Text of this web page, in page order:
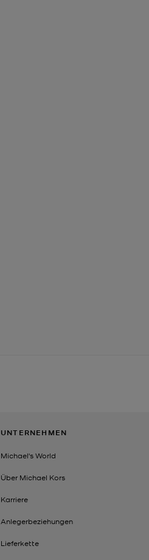
UNTERNEHMEN
Michael's World
Über Michael Kors
Karriere
Anlegerbeziehungen
Lieferkette